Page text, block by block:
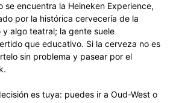
se encuentra la Heineken Experience,
por la histórica cervecería de la
y algo teatral; la gente suele
que educativo. Si la cerveza no es
sin problema y pasear por el
es tuya: puedes ir a Oud-West o